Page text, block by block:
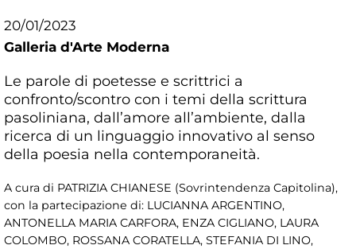
20/01/2023
Galleria d'Arte Moderna
Le parole di poetesse e scrittrici a
confronto/scontro con i temi della scrittura
pasoliniana, dall’amore all’ambiente, dalla
ricerca di un linguaggio innovativo al senso
della poesia nella contemporaneità.
A cura di PATRIZIA CHIANESE (Sovrintendenza Capitolina),
con la partecipazione di: LUCIANNA ARGENTINO,
ANTONELLA MARIA CARFORA, ENZA CIGLIANO, LAURA
COLOMBO, ROSSANA CORATELLA, STEFANIA DI LINO,